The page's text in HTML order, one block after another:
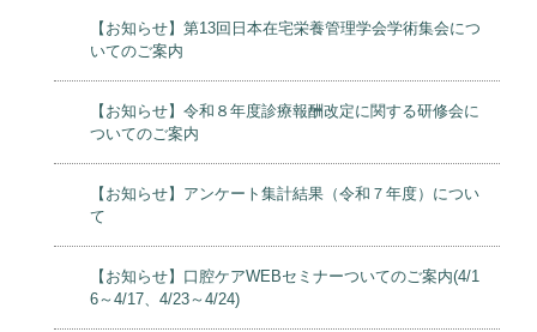
【お知らせ】第13回日本在宅栄養管理学会学術集会につ
いてのご案内
【お知らせ】令和８年度診療報酬改定に関する研修会に
ついてのご案内
【お知らせ】アンケート集計結果（令和７年度）につい
て
【お知らせ】口腔ケアWEBセミナーついてのご案内(4/1
6～4/17、4/23～4/24)